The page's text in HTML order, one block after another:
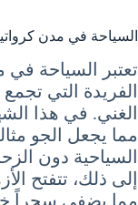
السياحة في مدن
تعتبر السياحة
الفريدة التي
الغني. في هذا
مما يجعل الجو
السياحية دون
إلى ذلك، تتفتح
مما يضفي سحراً